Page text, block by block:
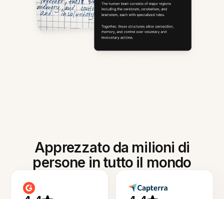
Apprezzato da milioni di
persone in tutto il mondo